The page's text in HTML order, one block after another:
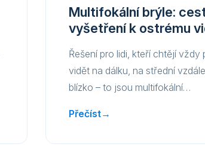
Multifokální brýle:
vyšetření k ostrému
Řešení pro lidi, kteří chtějí vždy
vidět na dálku, na střední
blízko – to jsou multifokální…
Přečíst→